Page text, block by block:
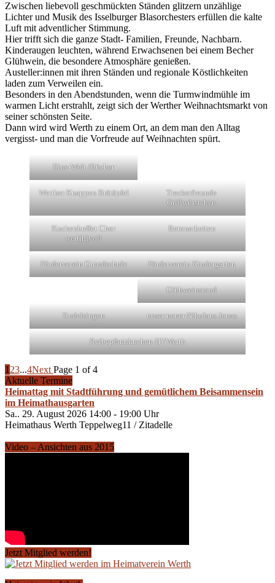
Zwischen liebevoll geschmückten Ständen glitzern unzählige
Lichter und Musik des Isselburger Blasorchesters erfüllen die kalte
Luft mit adventlicher Stimmung.
Hier trifft sich die ganze Stadt- Familien, Freunde, Nachbarn.
Kinderaugen leuchten, während Erwachsenen bei einem Becher
Glühwein, die besondere Atmosphäre genießen.
Austeller:innen mit ihren Ständen und regionale Köstlichkeiten
laden zum Verweilen ein.
Besonders in den Abendstunden, wenn die Turmwindmühle im
warmen Licht erstrahlt, zeigt sich der Werther Weihnachtsmarkt von
seiner schönsten Seite.
Dann wird wird Werth zu einem Ort, an dem man den Alltag
vergisst- und man die Vorfreude auf Weihnachten spürt.
Eine-Welt /Bücher
Werther Knappen Brätäpfel
Treckerfreunde
Grillwürstchen
Kuchenbuffet Chor
wert(h)voll
Betonarbeiten
Förderverein Grundschule Förderverein Kindergarten
Glühweinstand
Rudelsingen unser neuer Nikolaus Jonas
Reibepfannkuchen HVWerth
1 23...4Next Page 1 of 4
Aktuelle Termine
Heimattag mit Stadtführung und gemütlichem Beisammensein
im Heimathausgarten
Sa.. 29. August 2026 14:00 - 19:00 Uhr
Heimathaus Werth Teppelweg11 / Zitadelle
Video – Ansichten aus 2015
Jetzt Mitglied werden!